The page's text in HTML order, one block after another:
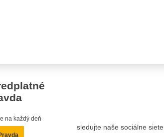
na každý deň
sledujte naše sociálne siete